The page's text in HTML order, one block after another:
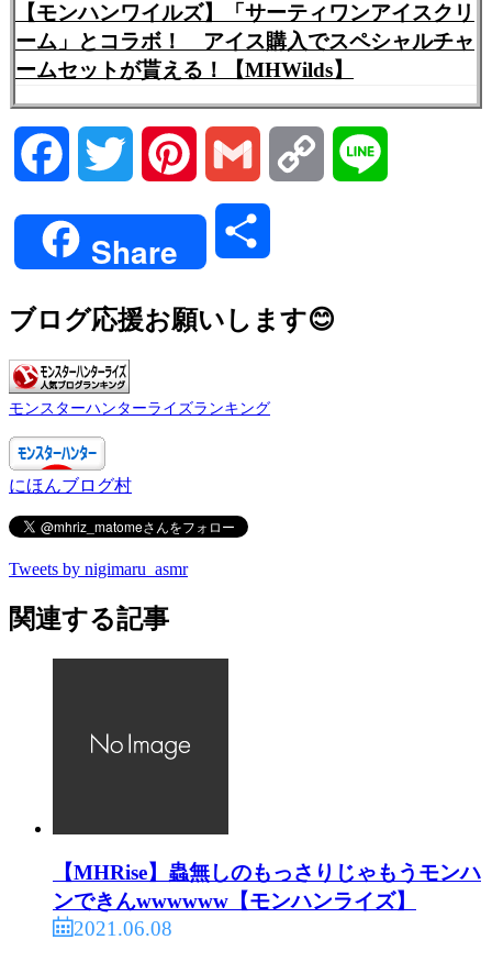
【モンハンワイルズ】「サーティワンアイスクリ
ーム」とコラボ！ アイス購入でスペシャルチャ
ームセットが貰える！【MHWilds】
Facebook Twitter Pinterest Gmail Copy
Share
ブログ応援お願いします😊
モンスターハンターライズランキング
にほんブログ村
Tweets by nigimaru_asmr
関連する記事
【MHRise】蟲無しのもっさりじゃもうモンハ
ンできんwwwwww【モンハンライズ】
2021.06.08